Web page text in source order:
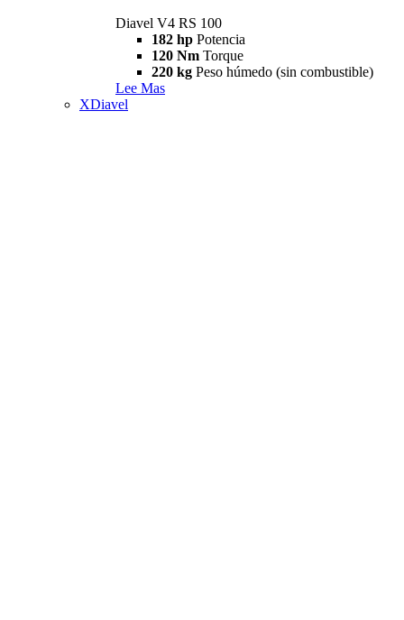
Diavel V4 RS 100
182 hp Potencia
120 Nm Torque
220 kg Peso húmedo (sin combustible)
Lee Mas
XDiavel